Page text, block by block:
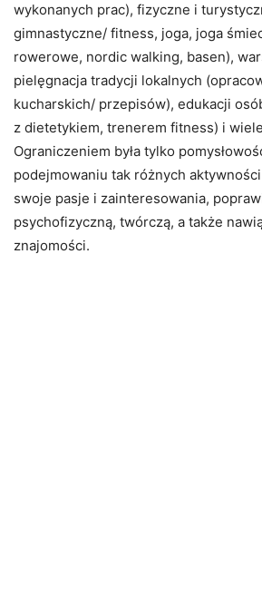
wykonanych prac), fizyczne i
gimnastyczne/ fitness, joga, joga
rowerowe, nordic walking, basen),
pielęgnacja tradycji lokalnych
kucharskich/ przepisów), edukacji
z dietetykiem, trenerem fitness) i
Ograniczeniem była tylko
podejmowaniu tak różnych
swoje pasje i zainteresowania,
psychofizyczną, twórczą, a także
znajomości.